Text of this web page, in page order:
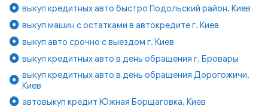
выкуп кредитных авто быстро Подольский район, Киев
выкуп машин с остатками в автокредите г. Киев
выкуп авто срочно с выездом г. Киев
выкуп кредитных авто в день обращения г. Бровары
выкуп кредитных авто в день обращения Дорогожичи,
Киев
автовыкуп кредит Южная Борщаговка, Киев